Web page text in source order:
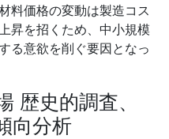
料価格の変動は製造コス
昇を招くため、中小規模
る意欲を削ぐ要因となっ
歴史的調査、
向分析